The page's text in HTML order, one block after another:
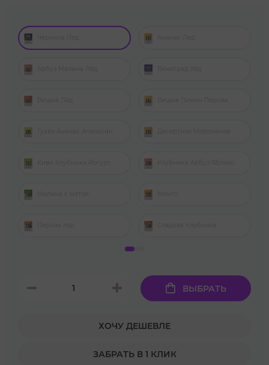
ВЫБРАТЬ
ХОЧУ ДЕШЕВЛЕ
ЗАБРАТЬ В 1 КЛИК